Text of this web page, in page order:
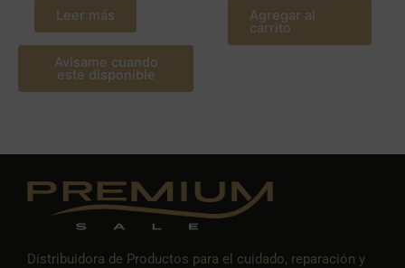
Leer más
Avísame cuando
este disponible
Agregar al
carrito
Distribuidora de Productos para el cuidado, reparación y